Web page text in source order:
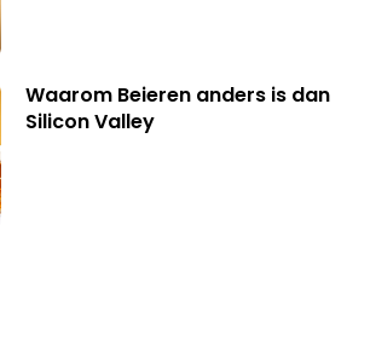
Waarom Beieren anders is dan
Silicon Valley